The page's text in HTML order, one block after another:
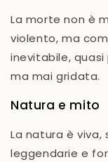
La morte non è
violento, ma
inevitabile,
ma mai gridata.
Natura e mito
La natura è
leggendarie e